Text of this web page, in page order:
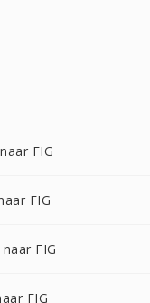
FIG
FIG
naar FIG
FIG